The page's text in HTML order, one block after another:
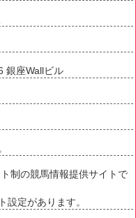
銀座Wallビル
制の競馬情報提供サイトで
設定があります。